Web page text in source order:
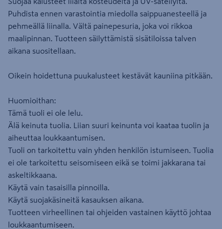
Puhdista ennen varastointia miedolla saippuanesteellä ja
pehmeällä liinalla. Vältä painepesuria, joka voi rikkoa
maalipinnan. Tuotteen säilyttämistä sisätiloissa talven
aikana suositellaan.
Oikein hoidettuna puukalusteet kestävät kauniina pitkään.
Huomioithan:
Tämä tuoli ei ole lelu.
Älä keinuta tuolia. Liian suuri keinunta voi kaataa tuolin ja
aiheuttaa loukkaantumisen.
Tuoli on tarkoitettu vain yhden henkilön istumiseen. Tuolia
ei ole tarkoitettu seisomiseen eikä se toimi jakkarana tai
askeltikkaana.
Käytä vain tasaisilla pinnoilla.
Käytä suojakäsineitä kasauksen aikana.
Tuotteen virheellinen tai ohjeiden vastainen käyttö johtaa
loukkaantumiseen.